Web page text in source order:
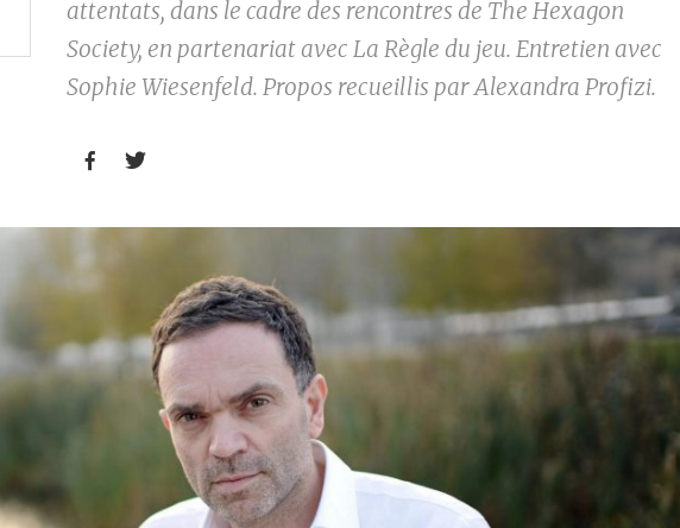
attentats, dans le cadre des rencontres de The Hexagon
Society, en partenariat avec La Règle du jeu. Entretien avec
Sophie Wiesenfeld. Propos recueillis par Alexandra Profizi.
 